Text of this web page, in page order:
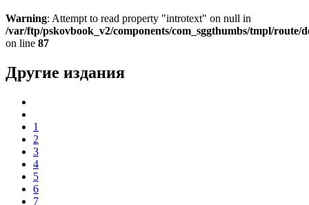
Warning: Attempt to read property "introtext" on null in
/var/ftp/pskovbook_v2/components/com_sggthumbs/tmpl/route/
on line 87
Другие издания
1
2
3
4
5
6
7